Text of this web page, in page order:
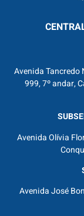
Avenida
999, 7º andar,
Avenida Olívia
Avenida José